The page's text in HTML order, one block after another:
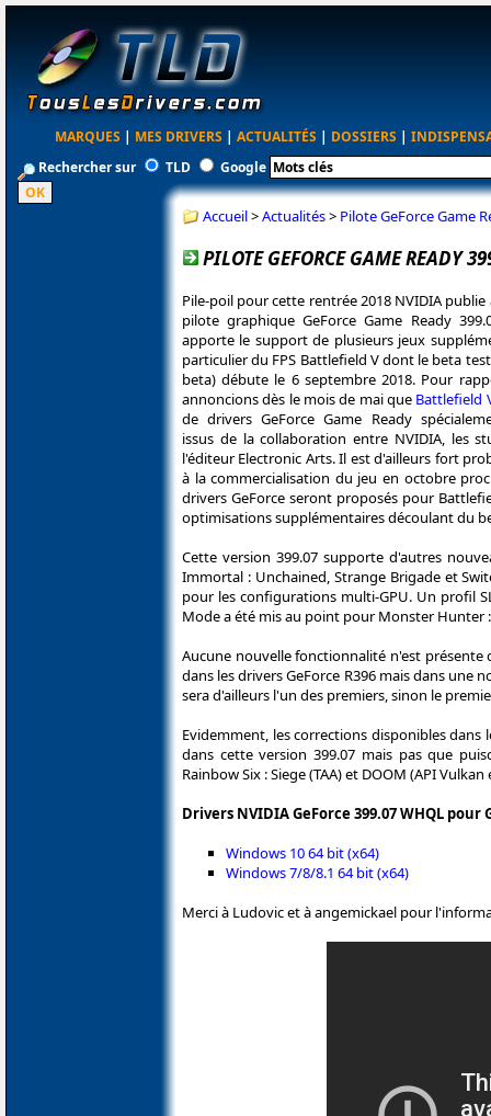
MARQUES | MES DRIVERS | ACTUALITÉS | DOSSIERS |
Rechercher sur
TLD Google
Accueil>Actualités> Pilote GeForce Game
PILOTE GEFORCE GAME READY
Pile-poil pour cette rentrée 2018 NVIDIA
pilote graphique GeForce Game Ready
apporte le support de plusieurs jeux
particulier du FPS Battlefield V dont le beta
beta) débute le 6 septembre 2018. Pour
annoncions dès le mois de mai que Battlefield
de drivers GeForce Game Ready
issus de la collaboration entre NVIDIA, les
l'éditeur Electronic Arts. Il est d'ailleurs fort
à la commercialisation du jeu en octobre
drivers GeForce seront proposés pour
optimisations supplémentaires découlant du
Cette version 399.07 supporte d'autres
Immortal : Unchained, Strange Brigade et
pour les configurations multi-GPU. Un profil
Mode a été mis au point pour Monster Hunter
Aucune nouvelle fonctionnalité n'est présente
dans les drivers GeForce R396 mais dans
sera d'ailleurs l'un des premiers, sinon le
Evidemment, les corrections disponibles dans
dans cette version 399.07 mais pas que
Rainbow Six : Siege (TAA) et DOOM (API
Drivers NVIDIA GeForce 399.07 WHQL
Windows 10 64 bit (x64)
Windows 7/8/8.1 64 bit (x64)
Merci à Ludovic et à angemickael pour